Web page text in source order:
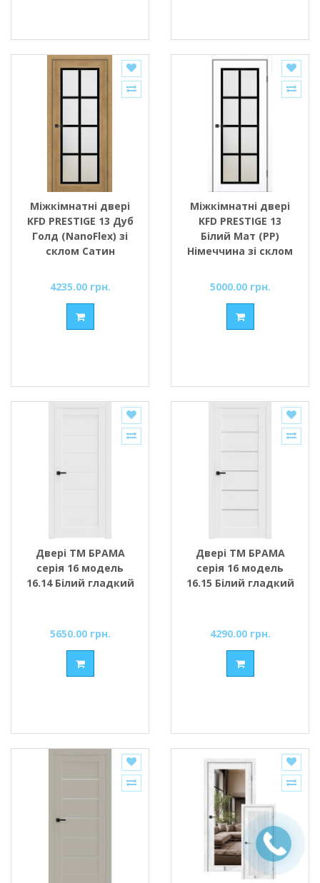
Міжкімнатні двері
KFD PRESTIGE 13 Дуб
Голд (NanoFlex) зі
склом Сатин
Мат
4235.00 грн.
Міжкімнатні двері
KFD PRESTIGE 13
Білий Мат (PP)
Німеччина зі склом
Чорний Мат
5000.00 грн.
Двері ТМ БРАМА
серія 16 модель
16.14 Білий гладкий
5650.00 грн.
Двері ТМ БРАМА
серія 16 модель
16.15 Білий гладкий
4290.00 грн.